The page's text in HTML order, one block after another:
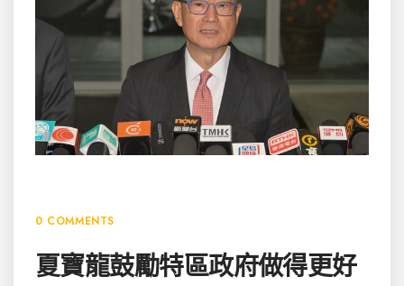
0 COMMENTS
夏寶龍鼓勵特區政府做得更好